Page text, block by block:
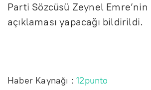
Parti Sözcüsü Zeynel Emre’nin
açıklaması yapacağı bildirildi.
Haber Kaynağı :12punto